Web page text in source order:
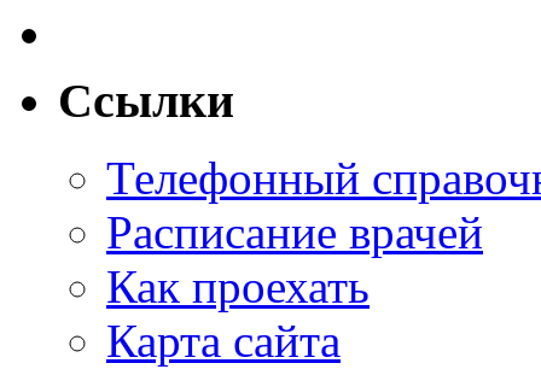
Ссылки
Телефонный
Расписание врачей
Как проехать
Карта сайта